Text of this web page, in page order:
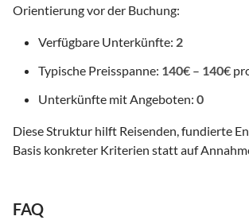
Orientierung vor der Buchung:
Verfügbare Unterkünfte: 2
Typische Preisspanne: 140€ – 140€
Unterkünfte mit Angeboten: 0
Diese Struktur hilft Reisenden, fundierte
Basis konkreter Kriterien statt auf
FAQ